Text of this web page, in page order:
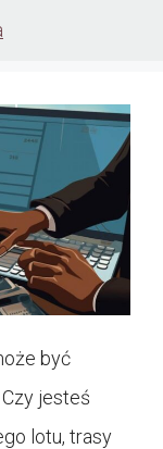
być
jesteś
lotu, trasy